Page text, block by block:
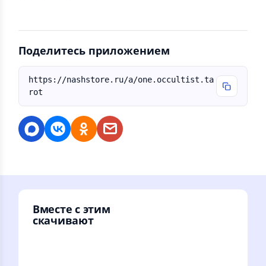
Поделитесь приложением
https://nashstore.ru/a/one.occultist.ta
rot
Вместе с этим
скачивают